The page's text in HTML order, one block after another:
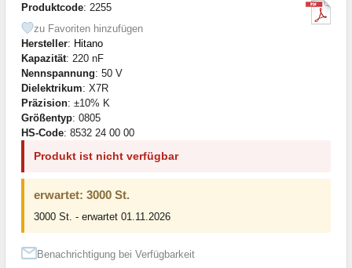
Produktcode: 2255
zu Favoriten hinzufügen
Hersteller: Hitano
Kapazität: 220 nF
Nennspannung: 50 V
Dielektrikum: X7R
Präzision: ±10% K
Größentyp: 0805
HS-Code: 8532 24 00 00
Produkt ist nicht verfügbar
erwartet: 3000 St.
3000 St. - erwartet 01.11.2026
Benachrichtigung bei Verfügbarkeit